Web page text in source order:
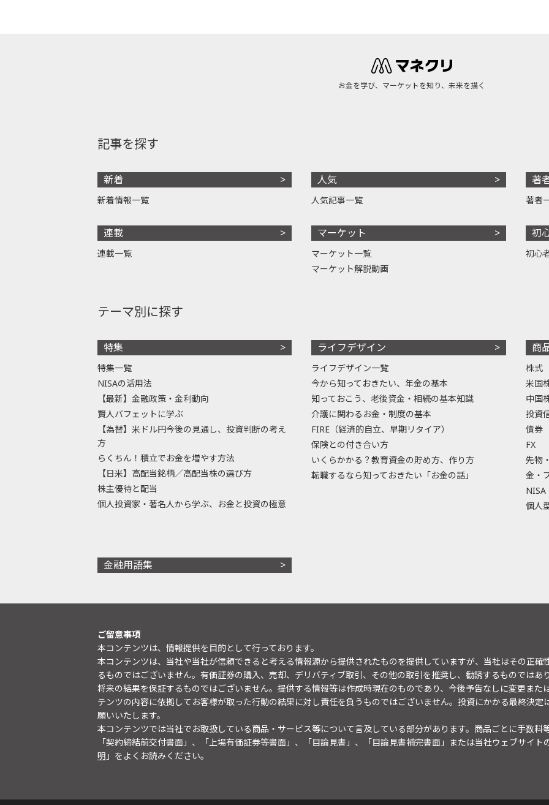
お金を学び、マーケットを知り、未来を描く
記事を探す
新着
新着情報一覧
連載
連載一覧
人気
人気記事一覧
マーケット
マーケット一覧
マーケット解説動画
著
著者
初
初心
テーマ別に探す
特集
特集一覧
NISAの活用法
【最新】金融政策・金利動向
賢人バフェットに学ぶ
【為替】米ドル円今後の見通し、投資判断の考え
方
らくちん！積立でお金を増やす方法
【日米】高配当銘柄／高配当株の選び方
株主優待と配当
個人投資家・著名人から学ぶ、お金と投資の極意
ライフデザイン
ライフデザイン一覧
今から知っておきたい、年金の基本
知っておこう、老後資金・相続の基本知識
介護に関わるお金・制度の基本
FIRE（経済的自立、早期リタイア）
保険との付き合い方
いくらかかる？教育資金の貯め方、作り方
転職するなら知っておきたい「お金の話」
商
株式
米国
中国
投資
債券
FX
先物
金・
NISA
個人
金融用語集
ご留意事項
本コンテンツは、情報提供を目的として行っております。
本コンテンツは、当社や当社が信頼できると考える情報源から提供されたものを提供していますが、当社はその正
るものではございません。有価証券の購入、売却、デリバティブ取引、その他の取引を推奨し、勧誘するものではあ
将来の結果を保証するものではございません。提供する情報等は作成時現在のものであり、今後予告なしに変更また
テンツの内容に依拠してお客様が取った行動の結果に対し責任を負うものではございません。投資にかかる最終決
願いいたします。
本コンテンツでは当社でお取扱している商品・サービス等について言及している部分があります。商品ごとに手数料
「契約締結前交付書面」、「上場有価証券等書面」、「目論見書」、「目論見書補完書面」または当社ウェブサイト
明 」をよくお読みください。